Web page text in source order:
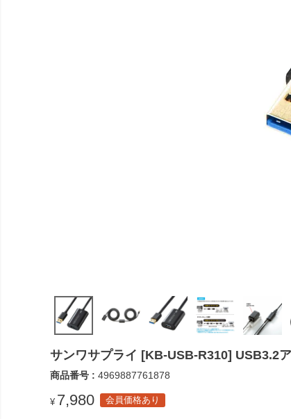
サンワサプライ [KB-USB-R310] USB3.2
商品番号 4969887761878
¥ 7,980 会員価格あり